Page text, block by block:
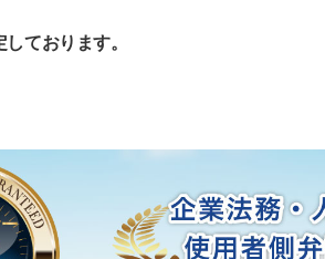
ております。